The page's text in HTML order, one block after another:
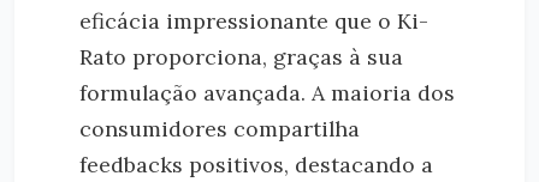
eficácia impressionante que o Ki-
Rato proporciona, graças à sua
formulação avançada. A maioria dos
consumidores compartilha
feedbacks positivos, destacando a